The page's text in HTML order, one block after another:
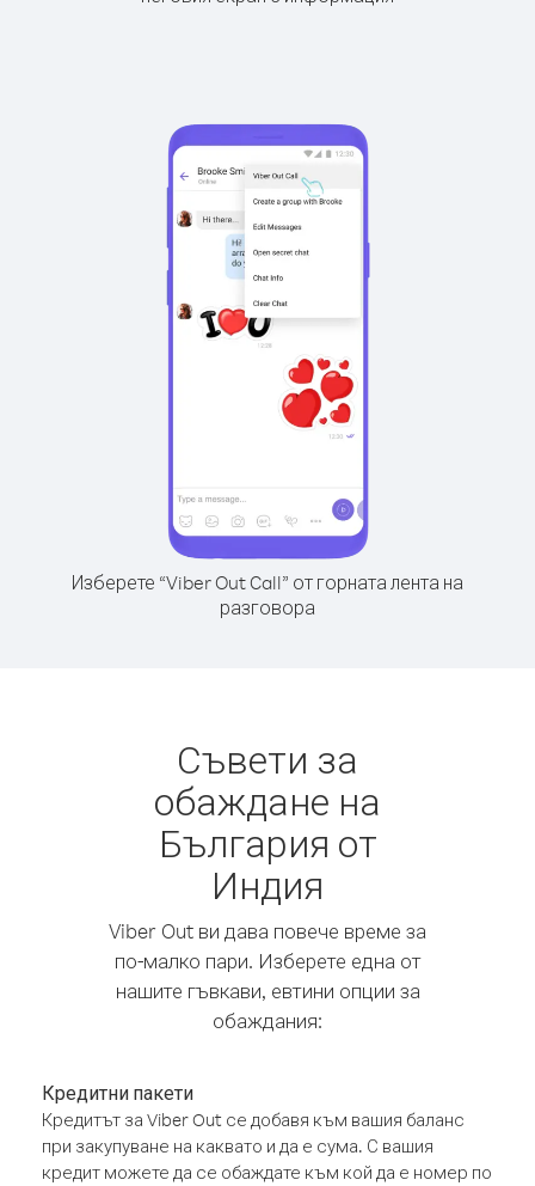
Изберете “Viber Out Call” от горната лента на
разговора
Съвети за
обаждане на
България от
Индия
Viber Out ви дава повече време за
по-малко пари. Изберете една от
нашите гъвкави, евтини опции за
обаждания:
Кредитни пакети
Кредитът за Viber Out се добавя към вашия баланс
при закупуване на каквато и да е сума. С вашия
кредит можете да се обаждате към кой да е номер по